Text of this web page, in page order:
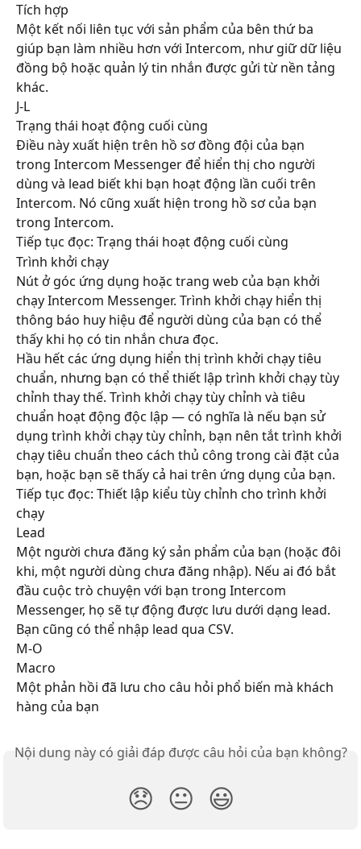
Tích hợp
Một kết nối liên tục với sản phẩm của bên thứ ba
giúp bạn làm nhiều hơn với Intercom, như giữ dữ liệu
đồng bộ hoặc quản lý tin nhắn được gửi từ nền tảng
khác.
J-L
Trạng thái hoạt động cuối cùng
Điều này xuất hiện trên hồ sơ đồng đội của bạn
trong Intercom Messenger để hiển thị cho người
dùng và lead biết khi bạn hoạt động lần cuối trên
Intercom. Nó cũng xuất hiện trong hồ sơ của bạn
trong Intercom.
Tiếp tục đọc: Trạng thái hoạt động cuối cùng
Trình khởi chạy
Nút ở góc ứng dụng hoặc trang web của bạn khởi
chạy Intercom Messenger. Trình khởi chạy hiển thị
thông báo huy hiệu để người dùng của bạn có thể
thấy khi họ có tin nhắn chưa đọc.
Hầu hết các ứng dụng hiển thị trình khởi chạy tiêu
chuẩn, nhưng bạn có thể thiết lập trình khởi chạy tùy
chỉnh thay thế. Trình khởi chạy tùy chỉnh và tiêu
chuẩn hoạt động độc lập — có nghĩa là nếu bạn sử
dụng trình khởi chạy tùy chỉnh, bạn nên tắt trình khởi
chạy tiêu chuẩn theo cách thủ công trong cài đặt của
bạn, hoặc bạn sẽ thấy cả hai trên ứng dụng của bạn.
Tiếp tục đọc: Thiết lập kiểu tùy chỉnh cho trình khởi
chạy
Lead
Một người chưa đăng ký sản phẩm của bạn (hoặc đôi
khi, một người dùng chưa đăng nhập). Nếu ai đó bắt
đầu cuộc trò chuyện với bạn trong Intercom
Messenger, họ sẽ tự động được lưu dưới dạng lead.
Bạn cũng có thể nhập lead qua CSV.
M-O
Macro
Một phản hồi đã lưu cho câu hỏi phổ biến mà khách
hàng của bạn
Nội dung này có giải đáp được câu hỏi của bạn không?
😞 😐 😃